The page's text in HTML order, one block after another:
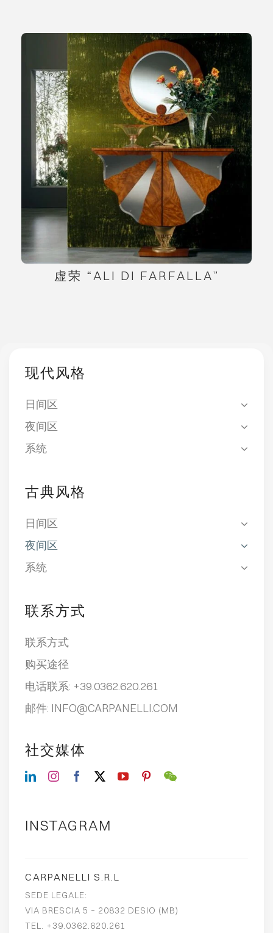
虚荣 “ALI DI FARFALLA”
现代风格
日间区
夜间区
系统
古典风格
日间区
夜间区
系统
联系方式
联系方式
购买途径
电话联系: +39.0362.620.261
邮件: INFO@CARPANELLI.COM
社交媒体
INSTAGRAM
CARPANELLI S.R.L
SEDE LEGALE:
VIA BRESCIA 5 – 20832 DESIO (MB)
TEL. +39.0362.620.261